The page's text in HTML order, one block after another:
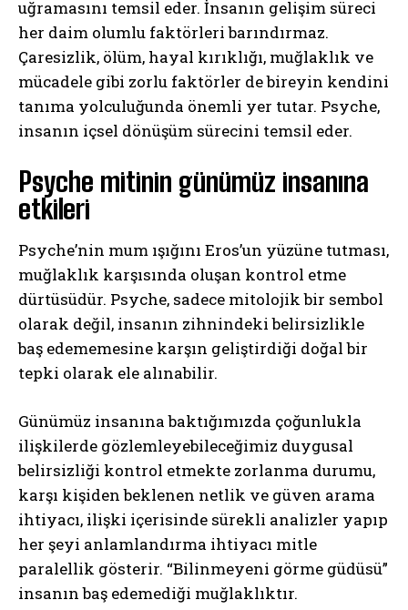
uğramasını temsil eder. İnsanın gelişim süreci
her daim olumlu faktörleri barındırmaz.
Çaresizlik, ölüm, hayal kırıklığı, muğlaklık ve
mücadele gibi zorlu faktörler de bireyin kendini
tanıma yolculuğunda önemli yer tutar. Psyche,
insanın içsel dönüşüm sürecini temsil eder.
Psyche mitinin günümüz insanına
etkileri
Psyche’nin mum ışığını Eros’un yüzüne tutması,
muğlaklık karşısında oluşan kontrol etme
dürtüsüdür. Psyche, sadece mitolojik bir sembol
olarak değil, insanın zihnindeki belirsizlikle
baş edememesine karşın geliştirdiği doğal bir
tepki olarak ele alınabilir.
Günümüz insanına baktığımızda çoğunlukla
ilişkilerde gözlemleyebileceğimiz duygusal
belirsizliği kontrol etmekte zorlanma durumu,
karşı kişiden beklenen netlik ve güven arama
ihtiyacı, ilişki içerisinde sürekli analizler yapıp
her şeyi anlamlandırma ihtiyacı mitle
paralellik gösterir. “Bilinmeyeni görme güdüsü”
insanın baş edemediği muğlaklıktır.